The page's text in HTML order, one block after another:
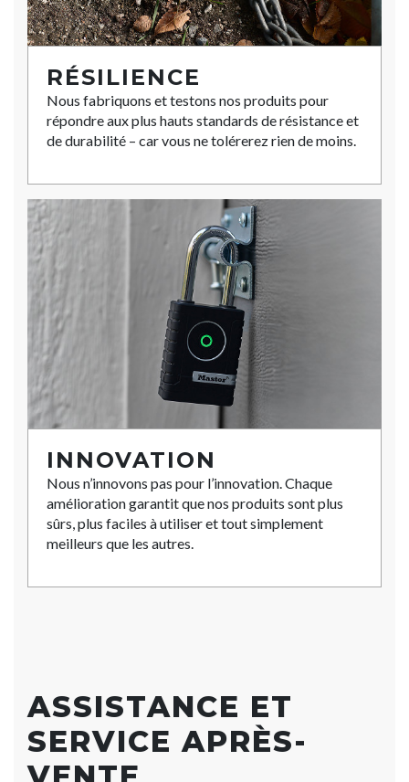
RÉSILIENCE
Nous fabriquons et testons nos produits pour
répondre aux plus hauts standards de résistance et
de durabilité – car vous ne tolérerez rien de moins.
INNOVATION
Nous n’innovons pas pour l’innovation. Chaque
amélioration garantit que nos produits sont plus
sûrs, plus faciles à utiliser et tout simplement
meilleurs que les autres.
ASSISTANCE ET
SERVICE APRÈS-